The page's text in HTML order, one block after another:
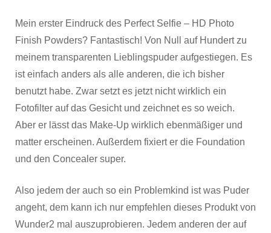
Mein erster Eindruck des Perfect Selfie – HD Photo
Finish Powders? Fantastisch! Von Null auf Hundert zu
meinem transparenten Lieblingspuder aufgestiegen. Es
ist einfach anders als alle anderen, die ich bisher
benutzt habe. Zwar setzt es jetzt nicht wirklich ein
Fotofilter auf das Gesicht und zeichnet es so weich.
Aber er lässt das Make-Up wirklich ebenmäßiger und
matter erscheinen. Außerdem fixiert er die Foundation
und den Concealer super.
Also jedem der auch so ein Problemkind ist was Puder
angeht, dem kann ich nur empfehlen dieses Produkt von
Wunder2 mal auszuprobieren. Jedem anderen der auf